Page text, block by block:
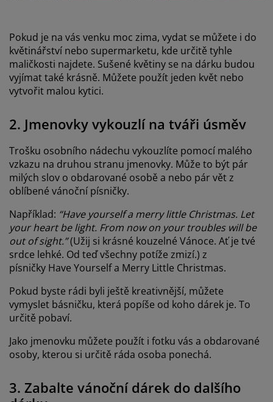
Pokud je na vás venku moc zima, vydat se můžete i do
květinářství nebo supermarketu, kde určitě tyhle
maličkosti najdete. Sušené květiny se na dárku budou
vyjímat také krásně. Můžete použít jeden květ nebo
vytvořit malou kytici.
2. Jmenovky vykouzlí na tváři úsměv
Trošku osobního nádechu vykouzlíte pomocí malého
vzkazu na druhou stranu jmenovky. Může to být pár
milých slov o obdarované osobě a nebo pár vět z
oblíbené vánoční písničky.
Například: “Have yourself a merry little Christmas. Let
your heart be light. From now on your troubles will be
out of sight.”(Užij si krásné kouzelné Vánoce. Ať je tvé
srdce lehké. Od teď všechny potíže zmizí.) z
písničky Have Yourself a Merry Little Christmas.
Pokud byste rádi byli ještě kreativnější, můžete
vymyslet básničku, která popíše od koho dárek je. To
určitě pobaví.
Jako jmenovku můžete použít i fotku vás a obdarované
osoby, kterou si určitě ráda osoba ponechá.
3. Zabalte vánoční dárek do dalšího